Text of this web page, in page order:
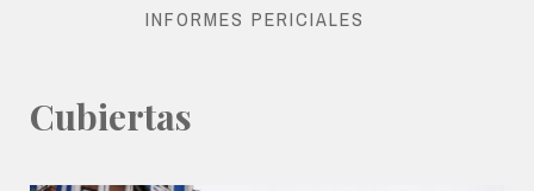
INFORMES PERICIALES
Cubiertas